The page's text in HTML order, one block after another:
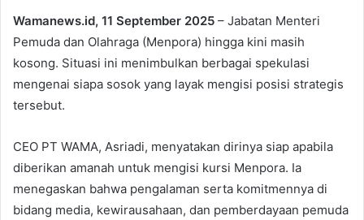
Wamanews.id, 11 September 2025 – Jabatan Menteri
Pemuda dan Olahraga (Menpora) hingga kini masih
kosong. Situasi ini menimbulkan berbagai spekulasi
mengenai siapa sosok yang layak mengisi posisi strategis
tersebut.
CEO PT WAMA, Asriadi, menyatakan dirinya siap apabila
diberikan amanah untuk mengisi kursi Menpora. Ia
menegaskan bahwa pengalaman serta komitmennya di
bidang media, kewirausahaan, dan pemberdayaan pemuda